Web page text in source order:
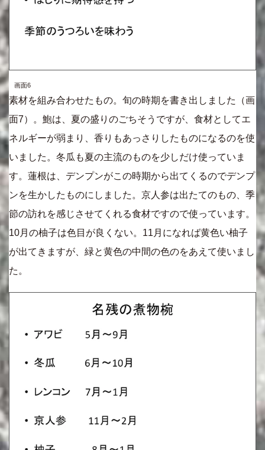
画面6
素材を組み合わせたもの。旬の時期を書き出しました（画
面7）。鮑は、夏の盛りのごちそうですが、食材としてエ
ネルギーが弱まり、香りもあっさりしたものになるのを使
いました。冬瓜も夏の主流のものを少しだけ使っていま
す。蓮根は、デンプンがこの時期から出てくるのでデンプ
ンを生かしたものにしました。京人参は出たてのもの、季
節の訪れを感じさせてくれる食材ですので使っています。
10月の柚子は色目が良くない。11月になれば黄色い柚子
が出てきますが、緑と黄色の中間の色のをあえて使いまし
た。